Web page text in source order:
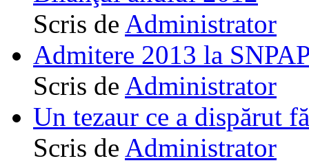
Scris de Administrator
Admitere 2013 la
Scris de Administrator
Un tezaur ce a dispărut
Scris de Administrator